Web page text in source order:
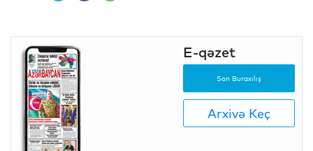
E-qəzet
Son Buraxılış
Arxivə Keç